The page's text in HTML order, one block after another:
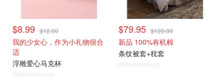
$8.99 $12.00
我的少女心，作为小礼物很合
适
浮雕爱心马克杯
@dealmoon.ca
$79.95 $120.00
新品 100%有机棉
条纹被套+枕套
@dealmoon.ca